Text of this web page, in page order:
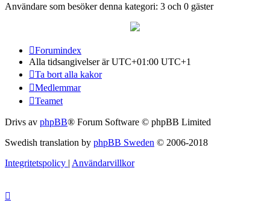
Användare som besöker denna kategori: 3 och 0 gäster
Forumindex
Alla tidsangivelser är UTC+01:00 UTC+1
Ta bort alla kakor
Medlemmar
Teamet
Drivs av phpBB® Forum Software © phpBB Limited
Swedish translation by phpBB Sweden © 2006-2018
Integritetspolicy | Användarvillkor